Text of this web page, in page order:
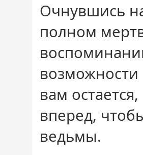
Очнувшись
полном
возможности
вам
вперед,
ведьмы.